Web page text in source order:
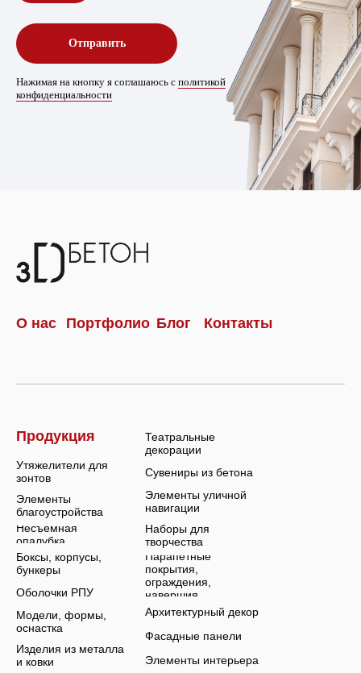
Отправить
Нажимая на кнопку я соглашаюсь с политикой
конфиденциальности
Контакты
Блог
Портфолио
О нас
Элементы интерьера
Фасадные панели
Архитектурный декор
Парапетные
покрытия,
ограждения,
навершия
Наборы для
творчества
Элементы уличной
навигации
Сувениры из бетона
Театральные
декорации
Изделия из металла
и ковки
Модели, формы,
оснастка
Оболочки РПУ
Боксы, корпусы,
бункеры
Несъемная
опалубка
Элементы
благоустройства
Утяжелители для
зонтов
Продукция